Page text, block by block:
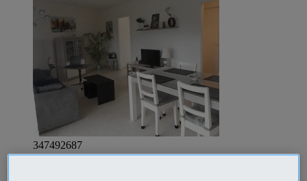
347492687